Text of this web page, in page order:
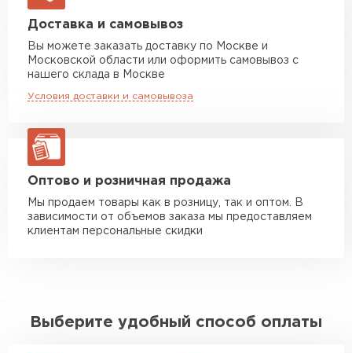
Манипулятор до 5 тн
Манипулятор до 10 тн
макс. длина груза 8 м
макс. длина груза 13,5 м
ЗАКАЗАТЬ С ДОСТАВКОЙ
Доставка и самовывоз
Вы можете заказать доставку по Москве и
Московской области или оформить самовывоз с
нашего склада в Москве
Условия доставки и самовывоза
Оптово и розничная продажа
Мы продаем товары как в розницу, так и оптом. В
зависимости от объемов заказа мы предоставляем
клиентам персональные скидки
Выберите удобный способ оплаты